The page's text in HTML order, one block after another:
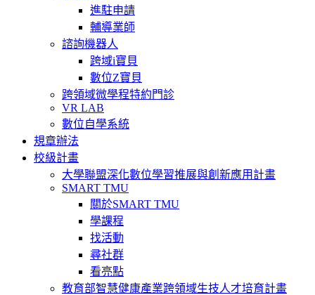
進駐申請
輔導業師
諮詢機器人
跨域i寶貝
數位Z寶貝
跨領域微學程特約門診
VR LAB
數位自學系統
規章辦法
校級計畫
大學聯盟深化數位學習推展與創新應用計畫
SMART TMU
關於SMART TMU
學課程
找活動
尋社群
看亮點
教育部智慧健康產業跨領域生技人才培育計畫